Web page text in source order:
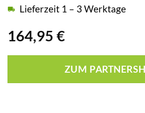
164,95 €
Lieferzeit 1 – 3 Werktage
ZUM